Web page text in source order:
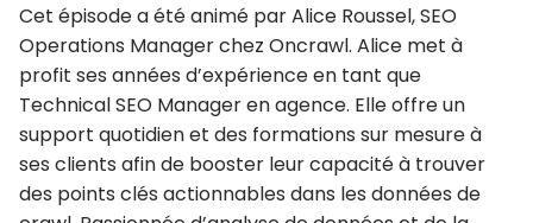
Cet épisode a été animé par Alice Roussel, SEO
Operations Manager chez Oncrawl. Alice met à
profit ses années d’expérience en tant que
Technical SEO Manager en agence. Elle offre un
support quotidien et des formations sur mesure à
ses clients afin de booster leur capacité à trouver
des points clés actionnables dans les données de